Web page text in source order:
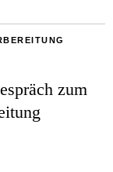
zum